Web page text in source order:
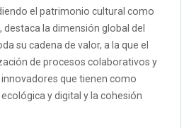
el patrimonio cultural como
la dimensión global del
su cadena de valor, a la que el
de procesos colaborativos y
que tienen como
y digital y la cohesión